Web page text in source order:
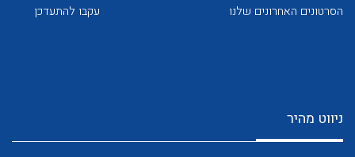
לכל מוצרי היצרן
הסרטונים האחרונים שלנו עקבו להתעדכן
ניווט מהיר